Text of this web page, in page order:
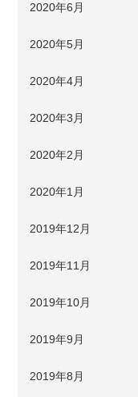
2020年6月
2020年5月
2020年4月
2020年3月
2020年2月
2020年1月
2019年12月
2019年11月
2019年10月
2019年9月
2019年8月